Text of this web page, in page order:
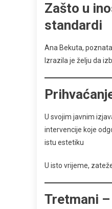
Zašto u
standardi
Ana Bekuta,
Izrazila je želju da
U svojim javnim
intervencije koje
istu estetiku
U isto vrijeme,
Tretmani